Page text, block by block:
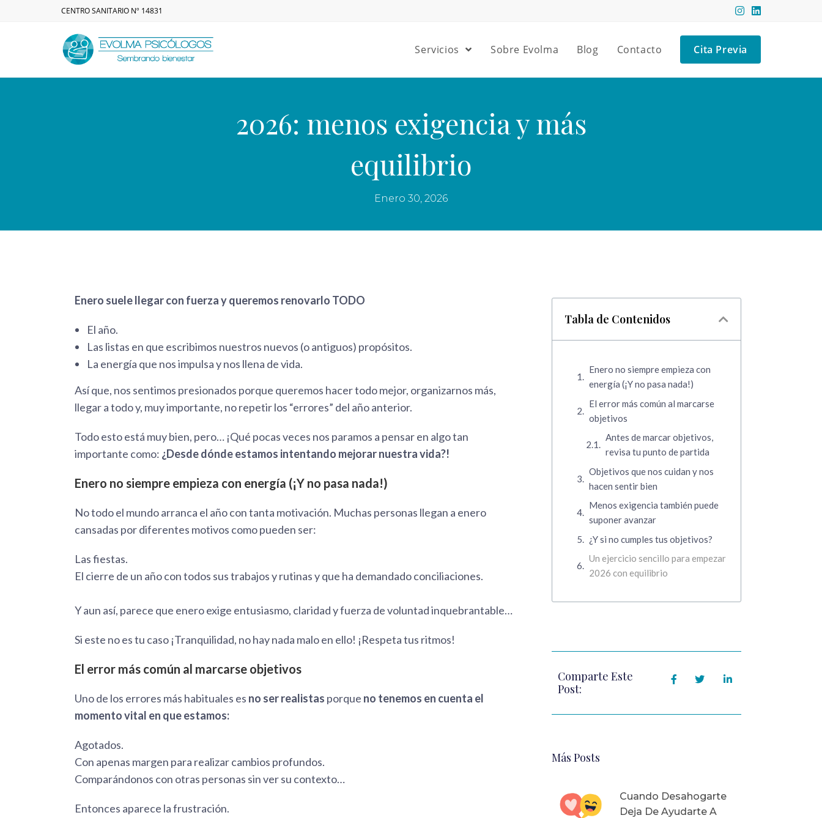
CENTRO SANITARIO Nº 14831
Servicios Sobre Evolma Blog Contacto Cita Previa
2026: menos exigencia y más
equilibrio
Enero 30, 2026
Enero suele llegar con fuerza y queremos renovarlo TODO
El año.
Las listas en que escribimos nuestros nuevos (o antiguos) propósitos.
La energía que nos impulsa y nos llena de vida.
Así que, nos sentimos presionados porque queremos hacer todo mejor, organizarnos más,
llegar a todo y, muy importante, no repetir los “errores” del año anterior.
Todo esto está muy bien, pero… ¡Qué pocas veces nos paramos a pensar en algo tan
importante como: ¿Desde dónde estamos intentando mejorar nuestra vida?!
Enero no siempre empieza con energía (¡Y no pasa nada!)
No todo el mundo arranca el año con tanta motivación. Muchas personas llegan a enero
cansadas por diferentes motivos como pueden ser:
Las fiestas.
El cierre de un año con todos sus trabajos y rutinas y que ha demandado conciliaciones.
Y aun así, parece que enero exige entusiasmo, claridad y fuerza de voluntad inquebrantable…
Si este no es tu caso ¡Tranquilidad, no hay nada malo en ello! ¡Respeta tus ritmos!
El error más común al marcarse objetivos
Uno de los errores más habituales es no ser realistas porque no tenemos en cuenta el
momento vital en que estamos:
Agotados.
Con apenas margen para realizar cambios profundos.
Comparándonos con otras personas sin ver su contexto…
Entonces aparece la frustración.
Tabla de Contenidos
Enero no siempre empieza con
energía (¡Y no pasa nada!)
El error más común al marcarse
objetivos
Antes de marcar objetivos,
revisa tu punto de partida
Objetivos que nos cuidan y nos
hacen sentir bien
Menos exigencia también puede
suponer avanzar
¿Y si no cumples tus objetivos?
Un ejercicio sencillo para empezar
2026 con equilibrio
Comparte Este
Post:
Más Posts
Cuando Desahogarte
Deja De Ayudarte A